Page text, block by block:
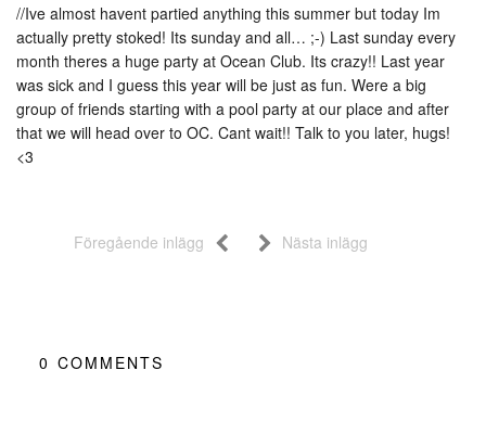
//Ive almost havent partied anything this summer but today Im
actually pretty stoked! Its sunday and all… ;-) Last sunday every
month theres a huge party at Ocean Club. Its crazy!! Last year
was sick and I guess this year will be just as fun. Were a big
group of friends starting with a pool party at our place and after
that we will head over to OC. Cant wait!! Talk to you later, hugs!
<3
Föregående inlägg Nästa inlägg
0 COMMENTS